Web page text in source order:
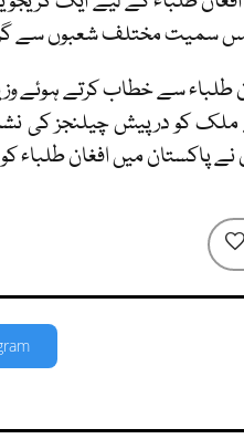
سمیت مختلف شعبوں سے
طلباء سے خطاب کرتے ہوئے وزیر
ملک کو درپیش چیلنجز کی
نے پاکستان میں افغان طلباء